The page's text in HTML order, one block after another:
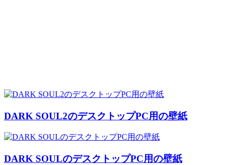
DARK SOUL2のデスクトップPC用の壁紙
DARK SOULのデスクトップPC用の壁紙